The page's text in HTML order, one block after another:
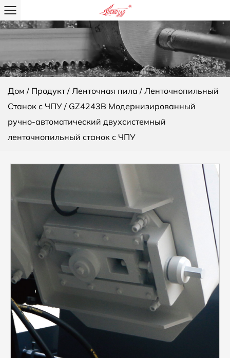
Дом / Продукт/ Ленточная пила / Ленточнопильный
Станок с ЧПУ / GZ4243B Модернизированный
ручно-автоматический двухсистемный
ленточнопильный станок с ЧПУ